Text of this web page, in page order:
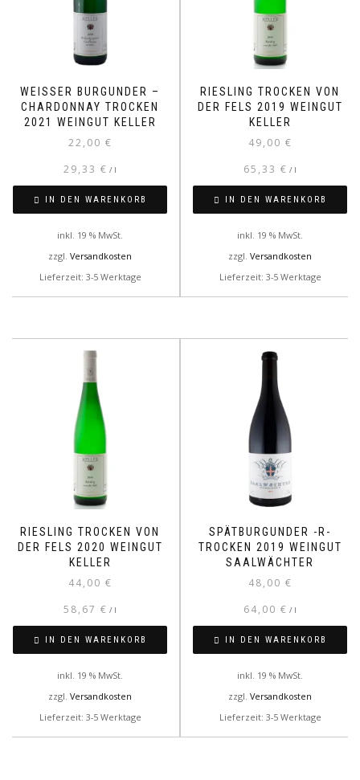
WEISSER BURGUNDER – C
HARDONNAY TROCKEN 2
021 WEINGUT KELLER
22,00 €
29,33 € / l
IN DEN WARENKORB
inkl. 19 % MwSt.
zzgl. Versandkosten
Lieferzeit: 3-5 Werktage
RIESLING TROCKEN VON
DER FELS 2019 WEINGUT
KELLER
49,00 €
65,33 € / l
IN DEN WARENKORB
inkl. 19 % MwSt.
zzgl. Versandkosten
Lieferzeit: 3-5 Werktage
RIESLING TROCKEN VON
DER FELS 2020 WEINGUT
KELLER
44,00 €
58,67 € / l
IN DEN WARENKORB
inkl. 19 % MwSt.
zzgl. Versandkosten
Lieferzeit: 3-5 Werktage
SPÄTBURGUNDER -R-
TROCKEN 2019 WEINGUT
SAALWÄCHTER
48,00 €
64,00 € / l
IN DEN WARENKORB
inkl. 19 % MwSt.
zzgl. Versandkosten
Lieferzeit: 3-5 Werktage